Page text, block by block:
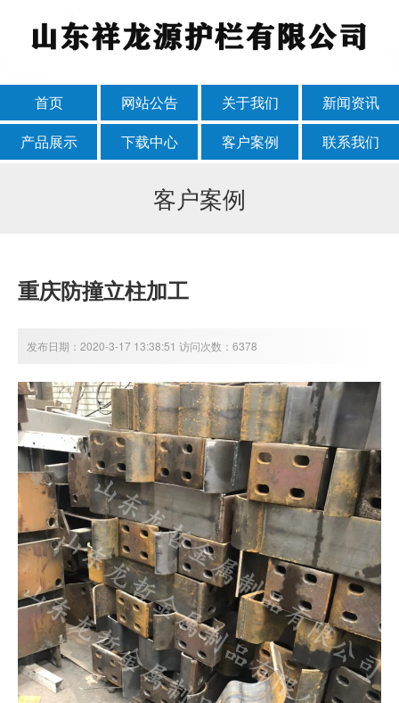
首页 网站公告 关于我们
新闻资讯
产品展示
下载中心 客户案例 联系我们
客户案例
重庆防撞立柱加工
发布日期：2020-3-17 13:38:51 访问次数：6378